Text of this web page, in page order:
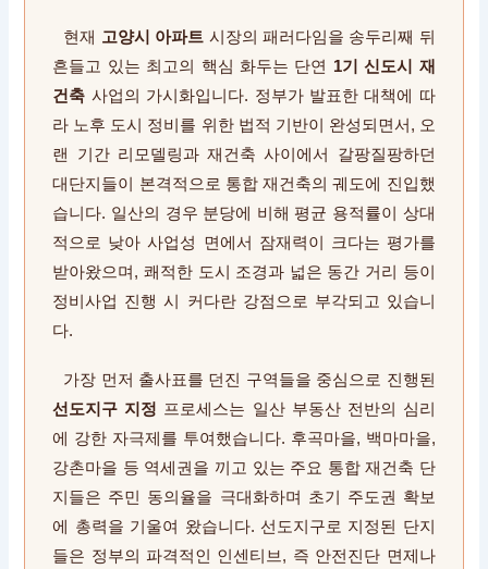
현재 고양시 아파트 시장의 패러다임을 송두리째 뒤
흔들고 있는 최고의 핵심 화두는 단연 1기 신도시 재
건축 사업의 가시화입니다. 정부가 발표한 대책에 따
라 노후 도시 정비를 위한 법적 기반이 완성되면서, 오
랜 기간 리모델링과 재건축 사이에서 갈팡질팡하던
대단지들이 본격적으로 통합 재건축의 궤도에 진입했
습니다. 일산의 경우 분당에 비해 평균 용적률이 상대
적으로 낮아 사업성 면에서 잠재력이 크다는 평가를
받아왔으며, 쾌적한 도시 조경과 넓은 동간 거리 등이
정비사업 진행 시 커다란 강점으로 부각되고 있습니
다.
가장 먼저 출사표를 던진 구역들을 중심으로 진행된
선도지구 지정 프로세스는 일산 부동산 전반의 심리
에 강한 자극제를 투여했습니다. 후곡마을, 백마마을,
강촌마을 등 역세권을 끼고 있는 주요 통합 재건축 단
지들은 주민 동의율을 극대화하며 초기 주도권 확보
에 총력을 기울여 왔습니다. 선도지구로 지정된 단지
들은 정부의 파격적인 인센티브, 즉 안전진단 면제나